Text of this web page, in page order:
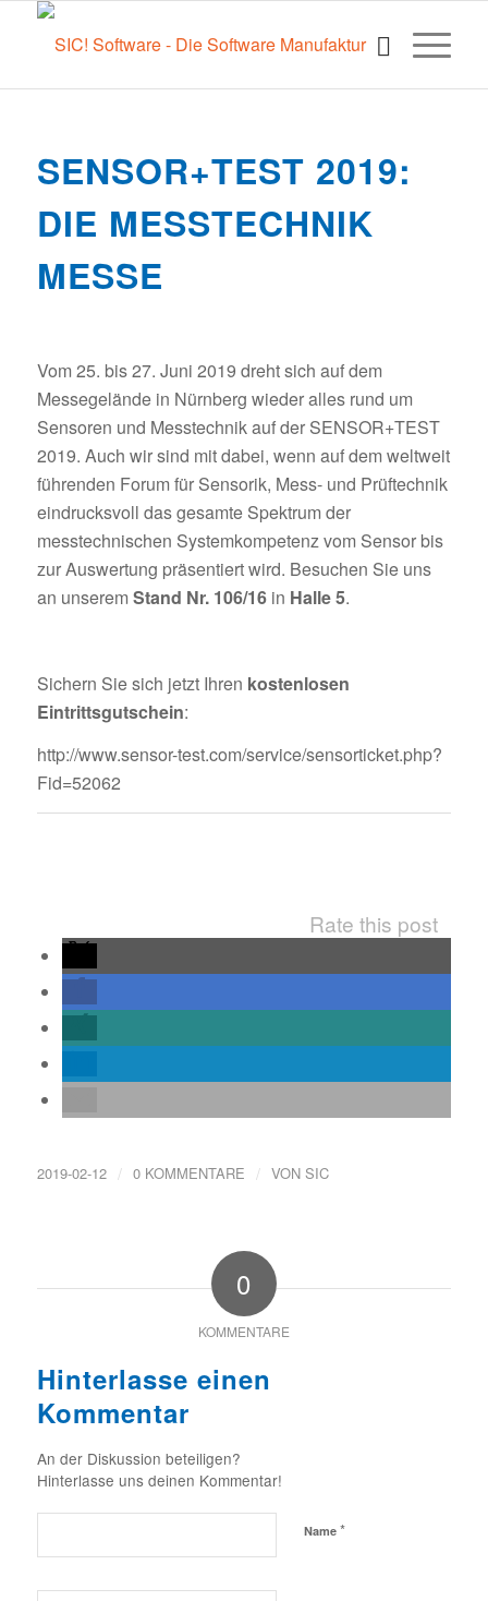
SENSOR+TEST 2019:
DIE MESSTECHNIK
MESSE
Vom 25. bis 27. Juni 2019 dreht sich auf dem
Messegelände in Nürnberg wieder alles rund um
Sensoren und Messtechnik auf der SENSOR+TEST
2019. Auch wir sind mit dabei, wenn auf dem weltweit
führenden Forum für Sensorik, Mess- und Prüftechnik
eindrucksvoll das gesamte Spektrum der
messtechnischen Systemkompetenz vom Sensor bis
zur Auswertung präsentiert wird. Besuchen Sie uns
an unseremStand Nr. 106/16 in Halle 5.
Sichern Sie sich jetzt Ihren kostenlosen
Eintrittsgutschein:
http://www.sensor-test.com/service/sensorticket.php?
Fid=52062
Rate this post
2019-02-12 / 0 KOMMENTARE / VON SIC
0
KOMMENTARE
Hinterlasse einen
Kommentar
An der Diskussion beteiligen?
Hinterlasse uns deinen Kommentar!
Name *